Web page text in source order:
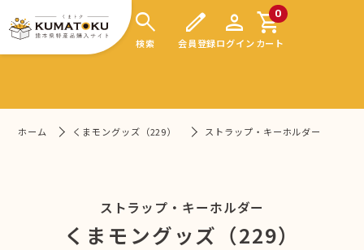
search
検索
edit
会員登録
person
ログイン
0
shopping_cart
カート
ホーム くまモングッズ（229） ストラップ・キーホルダー
ストラップ・キーホルダー
くまモングッズ（229）